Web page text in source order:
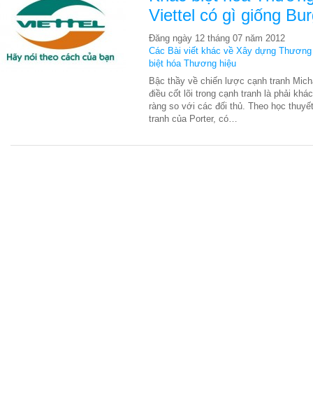
Viettel có gì giống
Đăng ngày 12 tháng 07 năm 2012
Các Bài viết khác về Xây dựng Thương
biệt hóa Thương hiệu
Bậc thầy về chiến lược cạnh tranh
điều cốt lõi trong cạnh tranh là phải
ràng so với các đối thủ. Theo học
tranh của Porter, có…